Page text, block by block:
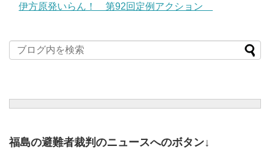
伊方原発いらん！ 第92回定例アクション
福島の避難者裁判のニュースへのボタン↓